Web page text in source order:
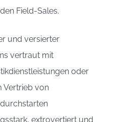
Field-Sales.
und versierter
vertraut mit
oder
Vertrieb von
extrovertiert und